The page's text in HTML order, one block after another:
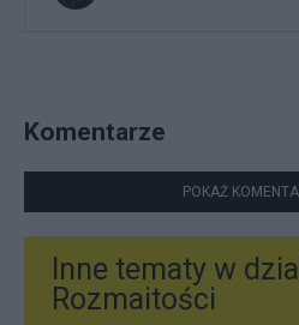
Komentarze
POKAŻ
Inne tematy w
Rozmaitości